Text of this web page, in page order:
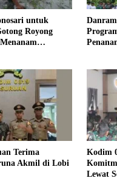
untuk
Royong
Terima
Akmil di Lobi
Kodim
Lewat